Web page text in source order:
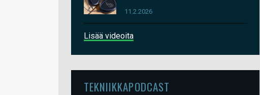
11.2.2026
Lisää videoita
TEKNIIKKAPODCAST